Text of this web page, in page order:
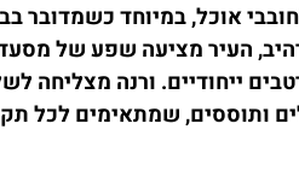
אוכל, במיוחד כשמדובר
העיר מציעה שפע של
ייחודיים. ורנה מצליחה
ותוססים, שמתאימים לכל